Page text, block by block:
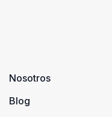
Nosotros
Blog